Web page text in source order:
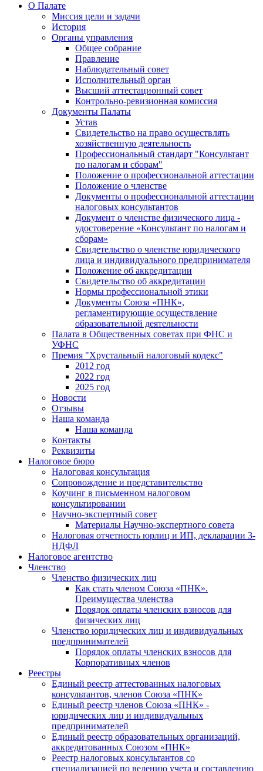
О Палате
Миссия цели и задачи
История
Органы управления
Общее собрание
Правление
Наблюдательный совет
Исполнительный орган
Высший аттестационный совет
Контрольно-ревизионная комиссия
Документы Палаты
Устав
Свидетельство на право осуществлять
хозяйственную деятельность
Профессиональный стандарт "Консультант
по налогам и сборам"
Положение о профессиональной аттестации
Положение о членстве
Документы о профессиональной аттестации
налоговых консультантов
Документ о членстве физического лица -
удостоверение «Консультант по налогам и
сборам»
Свидетельство о членстве юридического
лица и индивидуального предпринимателя
Положение об аккредитации
Свидетельство об аккредитации
Нормы профессиональной этики
Документы Союза «ПНК»,
регламентирующие осуществление
образовательной деятельности
Палата в Общественных советах при ФНС и
УФНС
Премия "Хрустальный налоговый кодекс"
2012 год
2022 год
2025 год
Новости
Отзывы
Наша команда
Наша команда
Контакты
Реквизиты
Налоговое бюро
Налоговая консультация
Cопровождение и представительство
Коучинг в письменном налоговом
консультировании
Научно-экспертный совет
Материалы Научно-экспертного совета
Налоговая отчетность юрлиц и ИП, декларации 3-
НДФЛ
Налоговое агентство
Членство
Членство физических лиц
Как стать членом Союза «ПНК».
Преимущества членства
Порядок оплаты членских взносов для
физических лиц
Членство юридических лиц и индивидуальных
предпринимателей
Порядок оплаты членских взносов для
Корпоративных членов
Реестры
Единый реестр аттестованных налоговых
консультантов, членов Союза «ПНК»
Единый реестр членов Союза «ПНК» -
юридических лиц и индивидуальных
предпринимателей
Единый реестр образовательных организаций,
аккредитованных Союзом «ПНК»
Реестр налоговых консультантов со
специализацией по ведению учета и составлению